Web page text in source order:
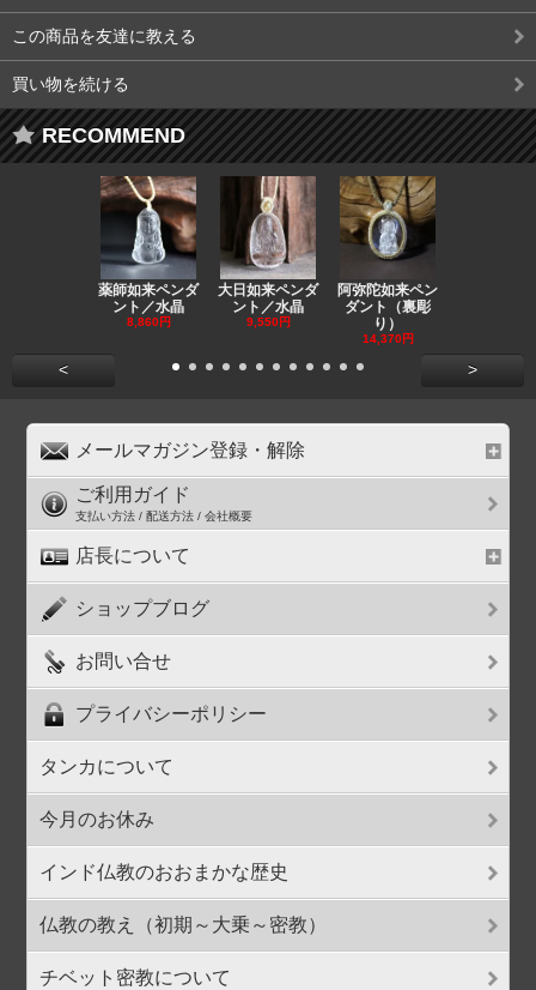
この商品を友達に教える
買い物を続ける
RECOMMEND
薬師如来ペンダ
ント／水晶
8,860円
大日如来ペンダ
ント／水晶
9,550円
阿弥陀如来ペン
ダント（裏彫
り）
14,370円
< >
メールマガジン登録・解除
ご利用ガイド
支払い方法 / 配送方法 / 会社概要
店長について
ショップブログ
お問い合せ
プライバシーポリシー
タンカについて
今月のお休み
インド仏教のおおまかな歴史
仏教の教え（初期～大乗～密教）
チベット密教について